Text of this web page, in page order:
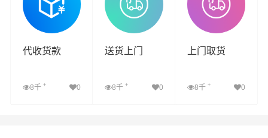
代收货款
8千 + 0
送货上门
8千+ 0
上门取货
8千 + 0